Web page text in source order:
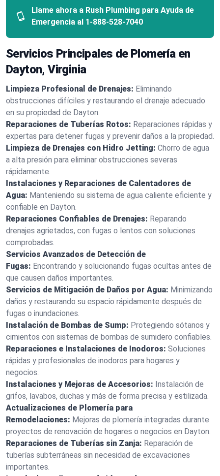
Llame ahora a Rush Plumbing para Ayuda de
Emergencia al 1-888-528-7040
Servicios Principales de Plomería en
Dayton, Virginia
Limpieza Profesional de Drenajes: Eliminando
obstrucciones difíciles y restaurando el drenaje adecuado
en su propiedad de Dayton.
Reparaciones de Tuberías Rotos: Reparaciones rápidas y
expertas para detener fugas y prevenir daños a la propiedad.
Limpieza de Drenajes con Hidro Jetting: Chorro de agua
a alta presión para eliminar obstrucciones severas
rápidamente.
Instalaciones y Reparaciones de Calentadores de
Agua: Manteniendo su sistema de agua caliente eficiente y
confiable en Dayton.
Reparaciones Confiables de Drenajes: Reparando
drenajes agrietados, con fugas o lentos con soluciones
comprobadas.
Servicios Avanzados de Detección de
Fugas: Encontrando y solucionando fugas ocultas antes de
que causen daños importantes.
Servicios de Mitigación de Daños por Agua: Minimizando
daños y restaurando su espacio rápidamente después de
fugas o inundaciones.
Instalación de Bombas de Sump: Protegiendo sótanos y
cimientos con sistemas de bombas de sumidero confiables.
Reparaciones e Instalaciones de Inodoros: Soluciones
rápidas y profesionales de inodoros para hogares y
negocios.
Instalaciones y Mejoras de Accesorios: Instalación de
grifos, lavabos, duchas y más de forma precisa y estilizada.
Actualizaciones de Plomería para
Remodelaciones: Mejoras de plomería integradas durante
proyectos de renovación de hogares o negocios en Dayton.
Reparaciones de Tuberías sin Zanja: Reparación de
tuberías subterráneas sin necesidad de excavaciones
importantes.